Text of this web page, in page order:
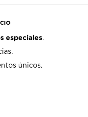
especiales.
únicos.